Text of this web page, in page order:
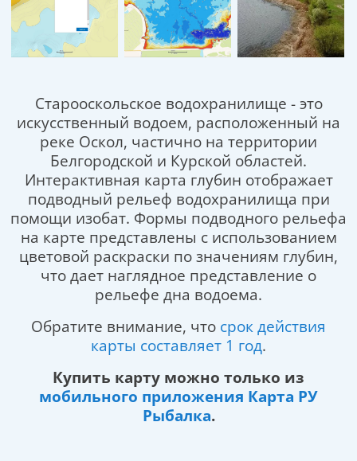
Старооскольское водохранилище - это
искусственный водоем, расположенный на
реке Оскол, частично на территории
Белгородской и Курской областей.
Интерактивная карта глубин отображает
подводный рельеф водохранилища при
помощи изобат. Формы подводного рельефа
на карте представлены с использованием
цветовой раскраски по значениям глубин,
что дает наглядное представление о
рельефе дна водоема.
Обратите внимание, что срок действия
карты составляет 1 год.
Купить карту можно только из
мобильного приложения Карта РУ
Рыбалка.